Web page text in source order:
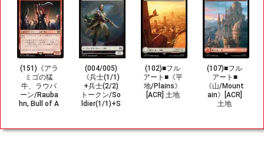
(151)《アラ
ミゴの猛
牛、ラウバ
ーン/Rauba
hn, Bull of A
(004/005)
《兵士(1/1)
+兵士(2/2)
トークン/So
ldier(1/1)+S
M] 白/白
(102)■フル
アート■《平
地/Plains》
[ACR] 土地
(107)■フル
アート■
《山/Mount
ain》[ACR]
土地